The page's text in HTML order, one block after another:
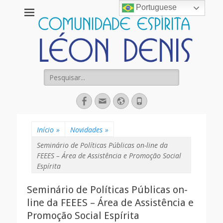
Comunidade
Espírita Léon
Denis
Pesquisar
por:
Facebook
EmailWebsiteFone
Início » Novidades »
Seminário de Políticas Públicas on-line da
FEEES – Área de Assistência e Promoção Social
Espírita
Seminário de Políticas Públicas on-
line da FEEES – Área de Assistência e
Promoção Social Espírita
Portuguese